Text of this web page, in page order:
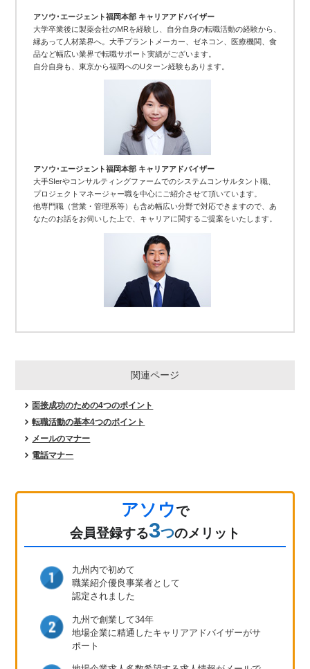
アソウ･エージェント福岡本部 キャリアアドバイザー
大学卒業後に製薬会社のMRを経験し、自分自身の転職活動の経験から、
縁あって人材業界へ。大手プラントメーカー、ゼネコン、医療機関、食
品など幅広い業界で転職サポート実績がございます。
自分自身も、東京から福岡へのUターン経験もあります。
アソウ･エージェント福岡本部 キャリアアドバイザー
大手SIerやコンサルティングファームでのシステムコンサルタント職、
プロジェクトマネージャー職を中心にご紹介させて頂いています。
他専門職（営業・管理系等）も含め幅広い分野で対応できますので、あ
なたのお話をお伺いした上で、キャリアに関するご提案をいたします。
関連ページ
面接成功のための4つのポイント
転職活動の基本4つのポイント
メールのマナー
電話マナー
アソウで
会員登録する3つのメリット
九州内で初めて
職業紹介優良事業者として
認定されました
九州で創業して34年
地場企業に精通したキャリアアドバイザーがサ
ポート